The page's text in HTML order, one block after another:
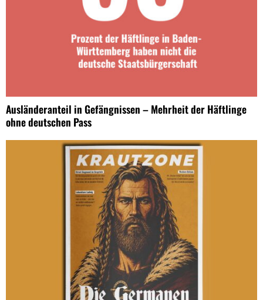
Ausländeranteil in Gefängnissen – Mehrheit der Häftlinge
ohne deutschen Pass